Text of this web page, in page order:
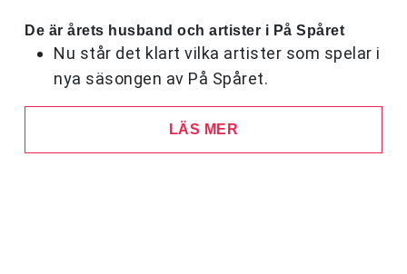
De är årets husband och artister i På Spåret
Nu står det klart vilka artister som spelar i
nya säsongen av På Spåret.
LÄS MER